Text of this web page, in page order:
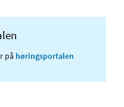
på høringsportalen